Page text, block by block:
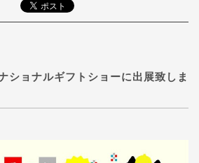
ショナルギフトショーに出展致しま